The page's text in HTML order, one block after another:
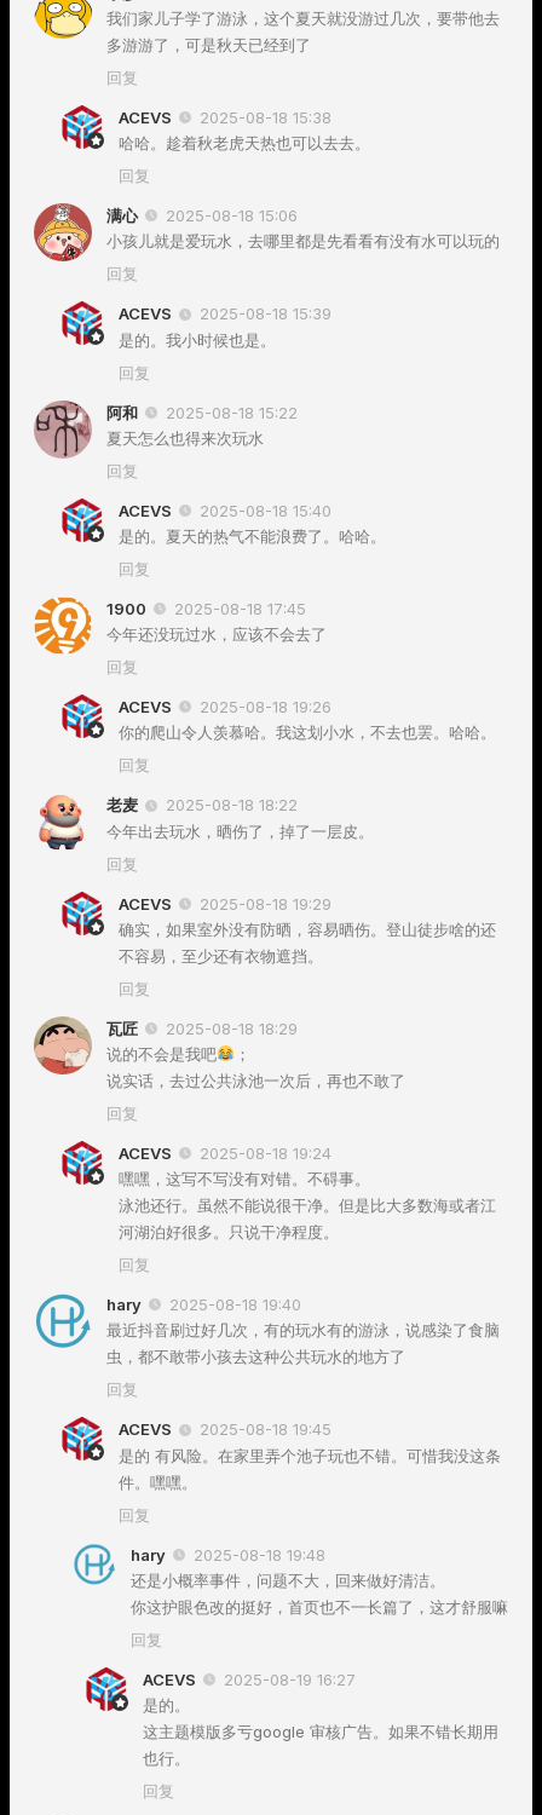
我们家儿子学了游泳，这个夏天就没游过几次，要带他去
多游游了，可是秋天已经到了
回复
ACEVS
2025-08-18 15:38
哈哈。趁着秋老虎天热也可以去去。
回复
满心
2025-08-18 15:06
小孩儿就是爱玩水，去哪里都是先看看有没有水可以玩的
回复
ACEVS
2025-08-18 15:39
是的。我小时候也是。
回复
阿和
2025-08-18 15:22
夏天怎么也得来次玩水
回复
ACEVS
2025-08-18 15:40
是的。夏天的热气不能浪费了。哈哈。
回复
1900
2025-08-18 17:45
今年还没玩过水，应该不会去了
回复
ACEVS
2025-08-18 19:26
你的爬山令人羡慕哈。我这划小水，不去也罢。哈哈。
回复
老麦
2025-08-18 18:22
今年出去玩水，晒伤了，掉了一层皮。
回复
ACEVS
2025-08-18 19:29
确实，如果室外没有防晒，容易晒伤。登山徒步啥的还
不容易，至少还有衣物遮挡。
回复
瓦匠
2025-08-18 18:29
说的不会是我吧
；
说实话，去过公共泳池一次后，再也不敢了
回复
ACEVS
2025-08-18 19:24
嘿嘿，这写不写没有对错。不碍事。
泳池还行。虽然不能说很干净。但是比大多数海或者江
河湖泊好很多。只说干净程度。
回复
hary
2025-08-18 19:40
最近抖音刷过好几次，有的玩水有的游泳，说感染了食脑
虫，都不敢带小孩去这种公共玩水的地方了
回复
ACEVS
2025-08-18 19:45
是的 有风险。在家里弄个池子玩也不错。可惜我没这条
件。嘿嘿。
回复
hary
2025-08-18 19:48
还是小概率事件，问题不大，回来做好清洁。
你这护眼色改的挺好，首页也不一长篇了，这才舒服嘛
回复
ACEVS
2025-08-19 16:27
是的。
这主题模版多亏google 审核广告。如果不错长期用
也行。
回复